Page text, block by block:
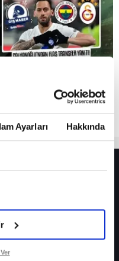
Ayarları Hakkında
arasında gelmişti
için olay sözler!